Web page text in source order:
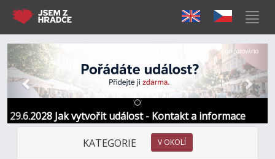
29.6.2028 Jak vytvořit událost - Kontakt a informace
Předchozí Další
Sponzorováno
KATEGORIE V OKOLÍ